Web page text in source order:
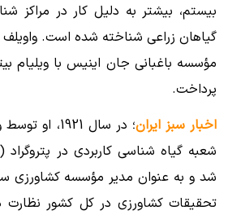
بیستم، بیشتر به دلیل کار در مراکز
مؤسسه باغبانی جان اینیس با ویلیام
پرداخت.
اخبار سبز ایران
؛ در سال
شعبه گیاه شناسی کاربردی در
شد و به عنوان مدیر مؤسسه کشاورزی
تحقیقات کشاورزی در کل کشور نظارت